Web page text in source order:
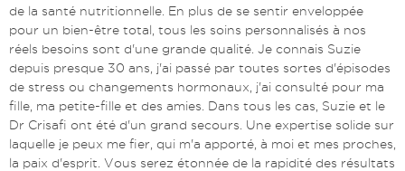
de la santé nutritionnelle. En plus de se sentir enveloppée
pour un bien-être total, tous les soins personnalisés à nos
réels besoins sont d'une grande qualité. Je connais Suzie
depuis presque 30 ans, j'ai passé par toutes sortes d'épisodes
de stress ou changements hormonaux, j'ai consulté pour ma
fille, ma petite-fille et des amies. Dans tous les cas, Suzie et le
Dr Crisafi ont été d'un grand secours. Une expertise solide sur
laquelle je peux me fier, qui m'a apporté, à moi et mes proches,
la paix d'esprit. Vous serez étonnée de la rapidité des résultats